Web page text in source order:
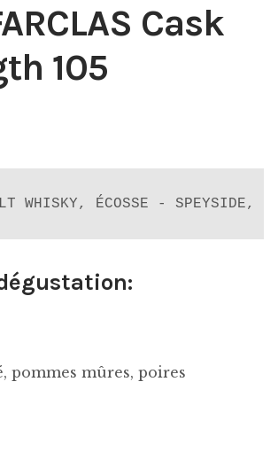
Cask
105
WHISKY, ÉCOSSE - SPEYSIDE,
pommes mûres, poires